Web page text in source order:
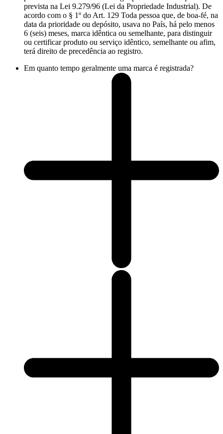
prevista na Lei 9.279/96 (Lei da Propriedade Industrial). De
acordo com o § 1º do Art. 129 Toda pessoa que, de boa-fé, na
data da prioridade ou depósito, usava no País, há pelo menos
6 (seis) meses, marca idêntica ou semelhante, para distinguir
ou certificar produto ou serviço idêntico, semelhante ou afim,
terá direito de precedência ao registro.
Em quanto tempo geralmente uma marca é registrada?